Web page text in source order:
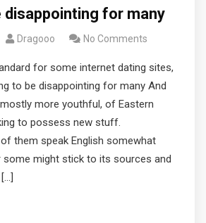
disappointing for many
Dragooo No Comments
for some internet dating sites,
to be disappointing for many And
more youthful, of Eastern
to possess new stuff.
them speak English somewhat
some might stick to its sources and